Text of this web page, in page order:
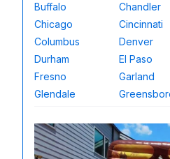
Buffalo
Chandler
Chicago
Cincinnati
Columbus
Denver
Durham
El Paso
Fresno
Garland
Glendale